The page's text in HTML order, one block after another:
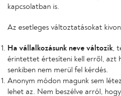
kapcsolatban is.
Az esetleges változtatásokat
Ha vállalkozásunk neve változik ,
érintettet értesíteni kell erről, azt
senkiben nem merül fel kérdés.
Anonym módon magunk sem
lehet az. Nem beszélve arról,